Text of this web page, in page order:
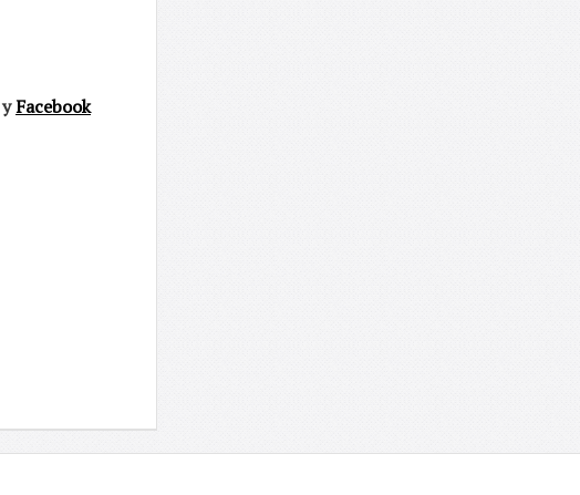
Facebook